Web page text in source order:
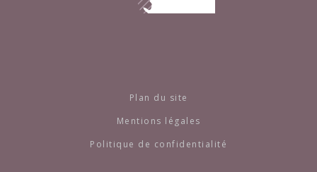
Plan du site
Mentions légales
Politique de confidentialité